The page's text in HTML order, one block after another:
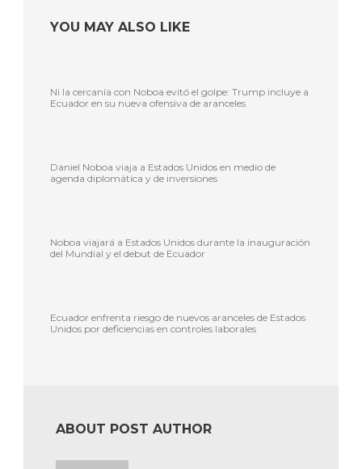
YOU MAY ALSO LIKE
Ni la cercanía con Noboa evitó el golpe: Trump incluye a
Ecuador en su nueva ofensiva de aranceles
Daniel Noboa viaja a Estados Unidos en medio de
agenda diplomática y de inversiones
Noboa viajará a Estados Unidos durante la inauguración
del Mundial y el debut de Ecuador
Ecuador enfrenta riesgo de nuevos aranceles de Estados
Unidos por deficiencias en controles laborales
ABOUT POST AUTHOR